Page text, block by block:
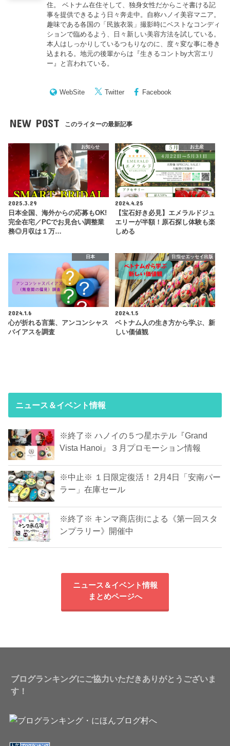
住。 ベトナム在住そして、独身女性だからこそ書ける記
事を提供できるよう日々奔走中。自称ハノイ美容マニア。
趣味である各国の「民族衣装」撮影時にベストなコンディ
ションで臨めるよう、日々新しい美容方法を試している。
本人はしっかりしているつもりなのに、度々変な事に巻き
込まれる。地元の後輩からは『生きるコントby大宮エリ
ー 』と言われている。
WebSite Twitter Facebook
NEW POST このライターの最新記事
お知らせ
2025.3.29
日本全国、海外からの応募もOK!
完全在宅／PCでお見合い調整業
務◎月収は１万…
お土産
2024.4.25
【宝石好き必見】エメラルドジュ
エリーが半額！原石探し体験も楽
しめる
日本
2024.1.6
心が折れる言葉、アンコンシャス
バイアスを調査
目指せエッセイ出版
2024.1.5
ベトナム人の生き方から学ぶ、新
しい価値観
ニュース＆イベント情報
※終了※ ハノイの５つ星ホテル『Grand
Vista Hanoi』３月プロモーション情報
※中止※ １日限定復活！ 2月4日「安南パー
ラー」在庫セール
※終了※ キンマ商店街による《第一回スタ
ンプラリー》開催中
ニュース＆イベント情報
まとめページへ
ブログランキングにご協力いただきありがとうございま
す！